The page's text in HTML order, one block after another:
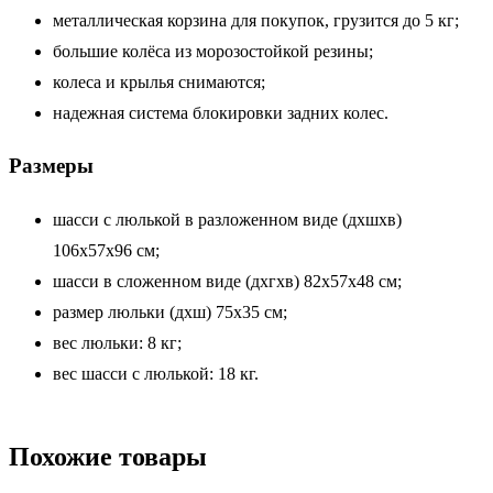
металлическая корзина для покупок, грузится до 5 кг;
большие колёса из морозостойкой резины;
колеса и крылья снимаются;
надежная система блокировки задних колес.
Размеры
шасси с люлькой в разложенном виде (дxшхв)
106х57х96 см;
шасси в сложенном виде (дxгxв) 82x57x48 см;
размер люльки (дxш) 75x35 см;
вес люльки: 8 кг;
вес шасси с люлькой: 18 кг.
Похожие товары